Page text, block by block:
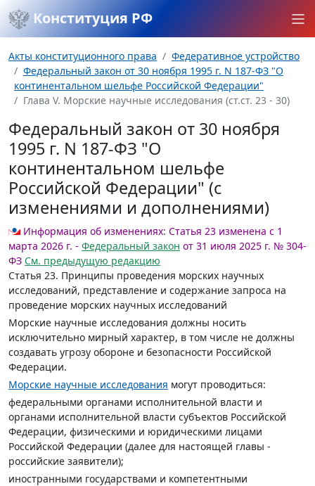
Конституция РФ
Акты конституционного права
Федеративное устройство
Федеральный закон от 30 ноября 1995 г. N 187-ФЗ "О
континентальном шельфе Российской Федерации"
Глава V. Морские научные исследования (ст.ст. 23 - 30)
Федеральный закон от 30 ноября
1995 г. N 187-ФЗ "О
континентальном шельфе
Российской Федерации" (с
изменениями и дополнениями)
Информация об изменениях: Статья 23 изменена с 1
марта 2026 г. - Федеральный закон от 31 июля 2025 г. № 304-
ФЗ См. предыдущую редакцию
Статья 23. Принципы проведения морских научных
исследований, представление и содержание запроса на
проведение морских научных исследований
Морские научные исследования должны носить
исключительно мирный характер, в том числе не должны
создавать угрозу обороне и безопасности Российской
Федерации.
Морские научные исследования могут проводиться:
федеральными органами исполнительной власти и
органами исполнительной власти субъектов Российской
Федерации, физическими и юридическими лицами
Российской Федерации (далее для настоящей главы -
российские заявители);
иностранными государствами и компетентными